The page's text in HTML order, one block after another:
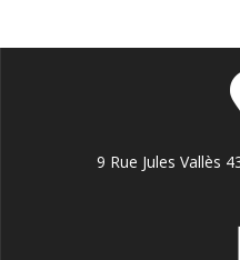
9 Rue Jules Vallès